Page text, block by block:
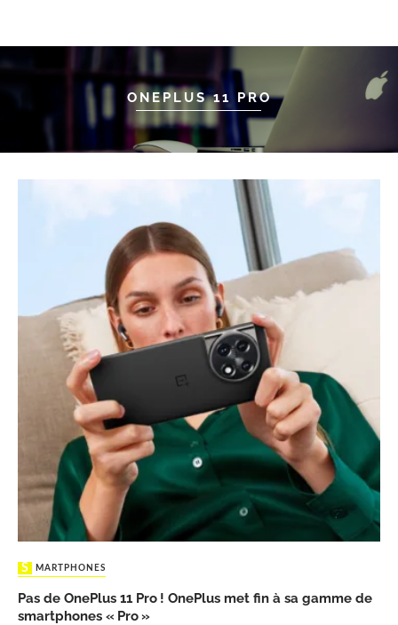
ONEPLUS 11 PRO
SMARTPHONES
Pas de OnePlus 11 Pro ! OnePlus met fin à sa gamme de
smartphones « Pro »